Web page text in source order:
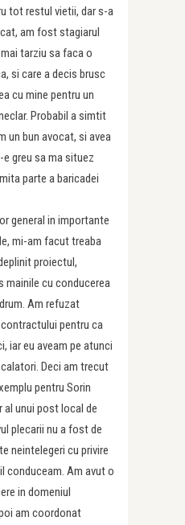
tot restul vietii, dar s-a
am fost stagiarul
tarziu sa faca o
si care a decis brusc
cu mine pentru un
Probabil a simtit
un bun avocat, si avea
greu sa ma situez
parte a baricadei
general in importante
mi-am facut treaba
proiectul,
mainile cu conducerea
Am refuzat
pentru ca
iar eu aveam pe atunci
Deci am trecut
pentru Sorin
al unui post local de
plecarii nu a fost de
neintelegeri cu privire
conduceam. Am avut o
in domeniul
am coordonat